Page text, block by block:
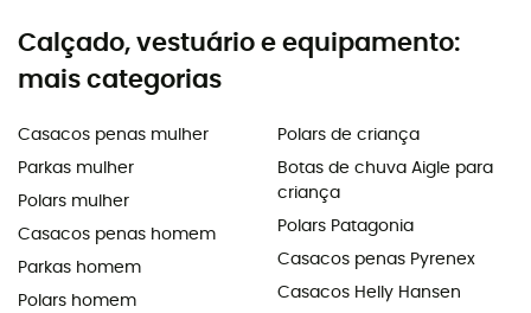
Calçado, vestuário e equipamento:
mais categorias
Casacos penas mulher
Parkas mulher
Polars mulher
Casacos penas homem
Parkas homem
Polars homem
Polars de criança
Botas de chuva Aigle para
criança
Polars Patagonia
Casacos penas Pyrenex
Casacos Helly Hansen